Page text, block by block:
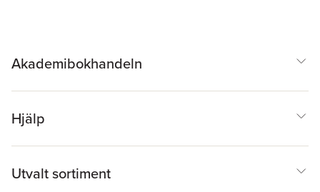
Akademibokhandeln
Hjälp
Utvalt sortiment